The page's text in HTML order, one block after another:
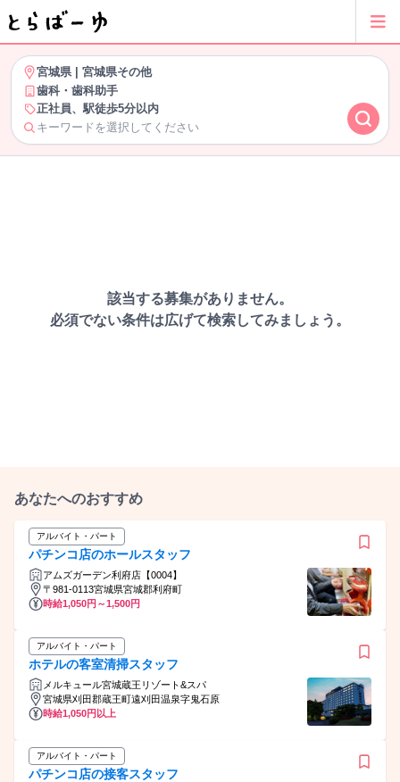
宮城県| 宮城県その他
歯科・歯科助手
正社員、駅徒歩5分以内
キーワードを選択してください
該当する募集がありません。
必須でない条件は広げて検索してみましょう。
あなたへのおすすめ
アルバイト・パート
パチンコ店のホールスタッフ
アムズガーデン利府店【0004】
〒981-0113宮城県宮城郡利府町
時給1,050円～1,500円
アルバイト・パート
ホテルの客室清掃スタッフ
メルキュール宮城蔵王リゾート&スパ
宮城県刈田郡蔵王町遠刈田温泉字鬼石原
時給1,050円以上
アルバイト・パート
パチンコ店の接客スタッフ